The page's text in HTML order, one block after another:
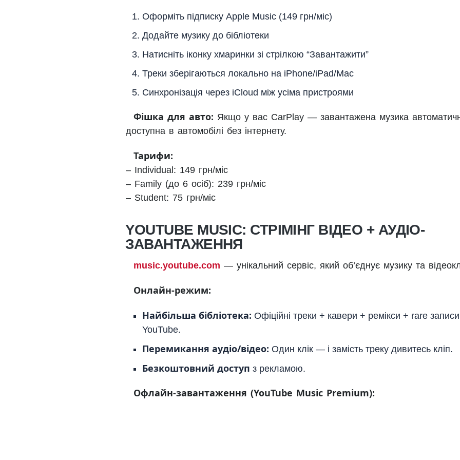
Оформіть підписку Apple Music (149 грн/міс)
Додайте музику до бібліотеки
Натисніть іконку хмаринки зі стрілкою “Завантажити”
Треки зберігаються локально на iPhone/iPad/Mac
Синхронізація через iCloud між усіма пристроями
Фішка для авто: Якщо у вас CarPlay — завантажена музика
доступна в автомобілі без інтернету.
Тарифи:
– Individual: 149 грн/міс
– Family (до 6 осіб): 239 грн/міс
– Student: 75 грн/міс
YOUTUBE MUSIC: СТРІМІНГ ВІДЕО + АУДІО-
ЗАВАНТАЖЕННЯ
music.youtube.com — унікальний сервіс, який об’єднує музику та
Онлайн-режим:
Найбільша бібліотека: Офіційні треки + кавери + ремікси + rare
YouTube.
Перемикання аудіо/відео: Один клік — і замість треку дивитесь кліп.
Безкоштовний доступ з рекламою.
Офлайн-завантаження (YouTube Music Premium):